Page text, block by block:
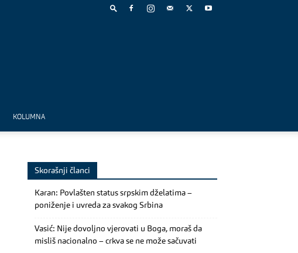
KOLUMNA
Skorašnji članci
Karan: Povlašten status srpskim dželatima –
poniženje i uvreda za svakog Srbina
Vasić: Nije dovoljno vjerovati u Boga, moraš da
misliš nacionalno – crkva se ne može sačuvati